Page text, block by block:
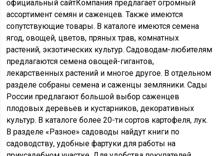
официальный сайтКомпания предлагает огромный
ассортимент семян и саженцев. Также имеются
сопутствующие товары. В каталоге имеются семена
ягод, овощей, цветов, пряных трав, комнатных
растений, экзотических культур. Садоводам-любителям
предлагаются семена овощей-гигантов,
лекарственных растений и многое другое. В отдельном
разделе собраны семена и саженцы земляники. Сады
России предлагают большой выбор саженцев
плодовых деревьев и кустарников, декоративных
культур. В каталоге более 20-ти сортов картофеля, лук.
В разделе «Разное» садоводы найдут книги по
садоводству, удобные фартуки для работы на